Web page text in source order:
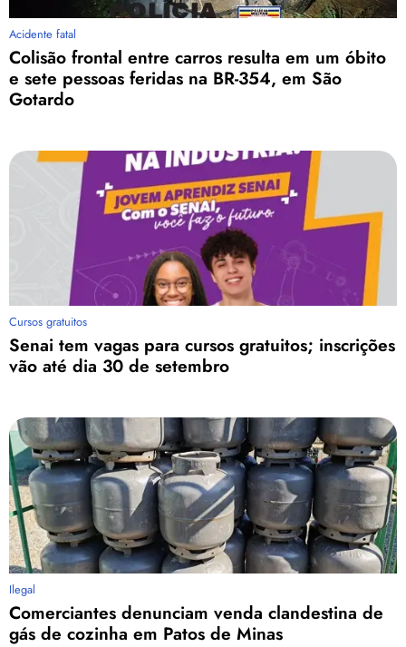
Acidente fatal
Colisão frontal entre carros resulta em um óbito
e sete pessoas feridas na BR-354, em São
Gotardo
Cursos gratuitos
Senai tem vagas para cursos gratuitos; inscrições
vão até dia 30 de setembro
Ilegal
Comerciantes denunciam venda clandestina de
gás de cozinha em Patos de Minas